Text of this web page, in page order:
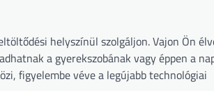
helyszínül szolgáljon. Vajon Ön
a gyerekszobának vagy éppen a
figyelembe véve a legújabb technológiai